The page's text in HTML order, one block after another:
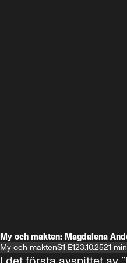
My och makten: Magdalena
My och maktenS1 E123.10.2521 min